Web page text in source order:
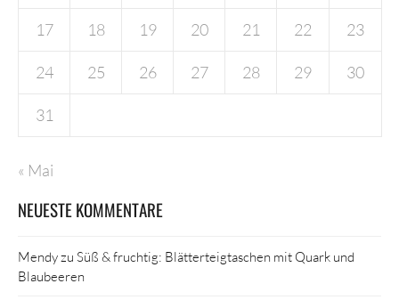
17 18 19 20 21 22 23
24 25 26 27 28 29 30
31
« Mai
NEUESTE KOMMENTARE
Mendyzu Süß & fruchtig: Blätterteigtaschen mit Quark und
Blaubeeren